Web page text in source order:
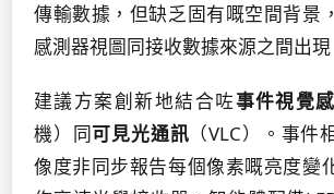
傳輸數據，但缺乏固有嘅空間背景
感測器視圖同接收數據來源之間出現
建議方案創新地結合咗事件視覺
機）同可見光通訊 （VLC）。事
像度非同步報告每個像素嘅亮度變